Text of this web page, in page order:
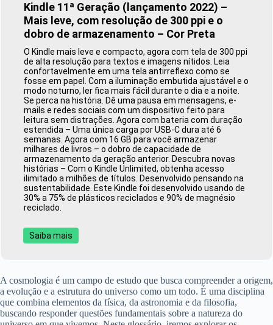
Kindle 11ª Geração (lançamento 2022) –
Mais leve, com resolução de 300 ppi e o
dobro de armazenamento – Cor Preta
O Kindle mais leve e compacto, agora com tela de 300 ppi
de alta resolução para textos e imagens nítidos. Leia
confortavelmente em uma tela antirreflexo como se
fosse em papel. Com a iluminação embutida ajustável e o
modo noturno, ler fica mais fácil durante o dia e a noite.
Se perca na história. Dê uma pausa em mensagens, e-
mails e redes sociais com um dispositivo feito para
leitura sem distrações. Agora com bateria com duração
estendida – Uma única carga por USB-C dura até 6
semanas. Agora com 16 GB para você armazenar
milhares de livros – o dobro de capacidade de
armazenamento da geração anterior. Descubra novas
histórias – Com o Kindle Unlimited, obtenha acesso
ilimitado a milhões de títulos. Desenvolvido pensando na
sustentabilidade. Este Kindle foi desenvolvido usando de
30% a 75% de plásticos reciclados e 90% de magnésio
reciclado.
Saiba mais
A cosmologia é um campo de estudo que busca compreender a origem,
a evolução e a estrutura do universo como um todo. É uma disciplina
que combina elementos da física, da astronomia e da filosofia,
buscando responder questões fundamentais sobre a natureza do